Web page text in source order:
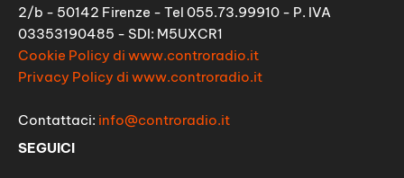
2/b - 50142 Firenze - Tel 055.73.99910 - P. IVA
03353190485 - SDI: M5UXCR1
Cookie Policy di www.controradio.it
Privacy Policy di www.controradio.it
Contattaci: info@controradio.it
SEGUICI